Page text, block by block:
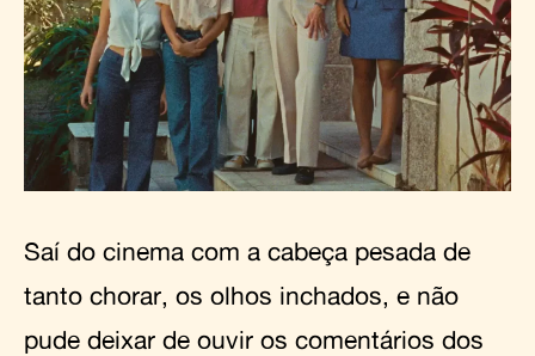
Saí do cinema com a cabeça pesada de
tanto chorar, os olhos inchados, e não
pude deixar de ouvir os comentários dos